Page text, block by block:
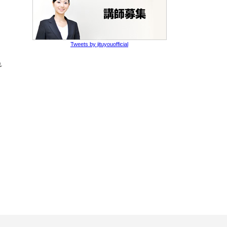
Tweets by jituyouofficial